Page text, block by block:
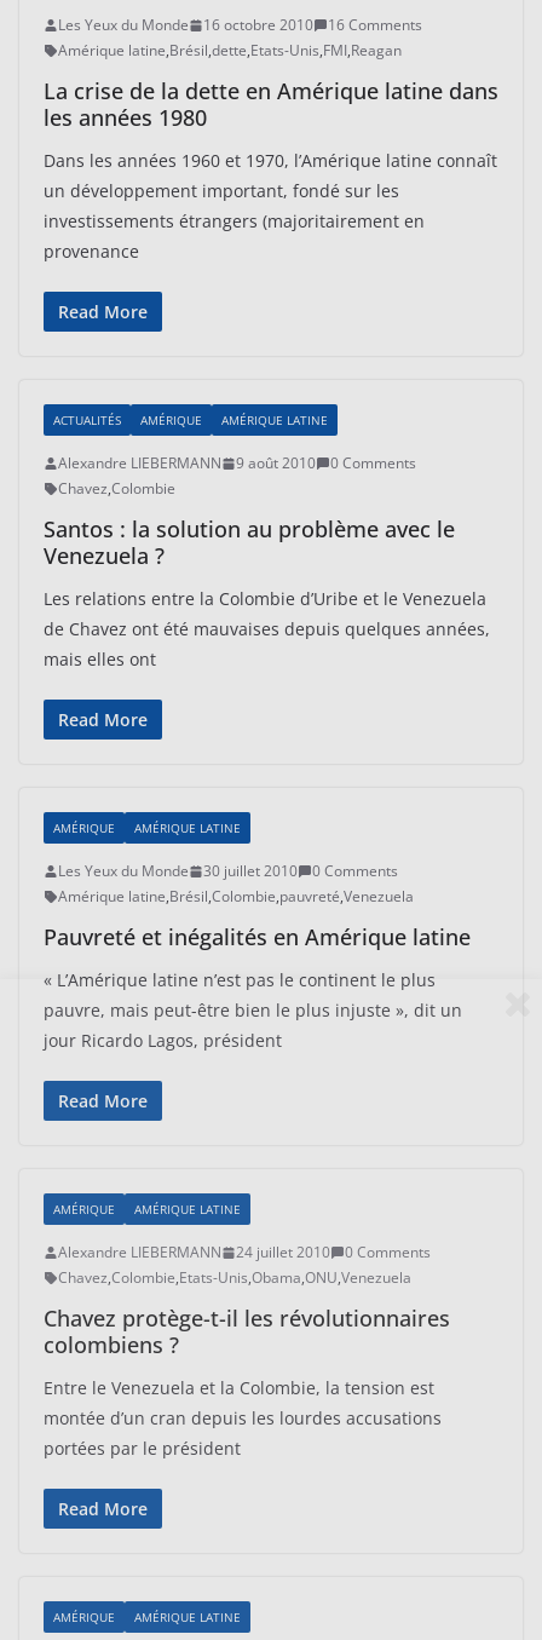
Les Yeux du Monde 16 octobre 2010
16 Comments
Amérique latine,Brésil,dette,Etats-Unis,FMI,Reagan
La crise de la dette en Amérique latine dans
les années 1980
Dans les années 1960 et 1970, l’Amérique latine connaît
un développement important, fondé sur les
investissements étrangers (majoritairement en
provenance
Read More
ACTUALITÉS AMÉRIQUE AMÉRIQUE LATINE
Alexandre LIEBERMANN 9 août 2010
0 Comments
Chavez,Colombie
Santos : la solution au problème avec le
Venezuela ?
Les relations entre la Colombie d’Uribe et le Venezuela
de Chavez ont été mauvaises depuis quelques années,
mais elles ont
Read More
AMÉRIQUE AMÉRIQUE LATINE
Les Yeux du Monde 30 juillet 2010
0 Comments
Amérique latine,Brésil,Colombie,pauvreté,Venezuela
Pauvreté et inégalités en Amérique latine
« L’Amérique latine n’est pas le continent le plus
pauvre, mais peut-être bien le plus injuste », dit un
jour Ricardo Lagos, président
Read More
AMÉRIQUE AMÉRIQUE LATINE
Alexandre LIEBERMANN 24 juillet 2010
0 Comments
Chavez,Colombie,Etats-Unis,Obama,ONU,Venezuela
Chavez protège-t-il les révolutionnaires
colombiens ?
Entre le Venezuela et la Colombie, la tension est
montée d’un cran depuis les lourdes accusations
portées par le président
Read More
AMÉRIQUE AMÉRIQUE LATINE